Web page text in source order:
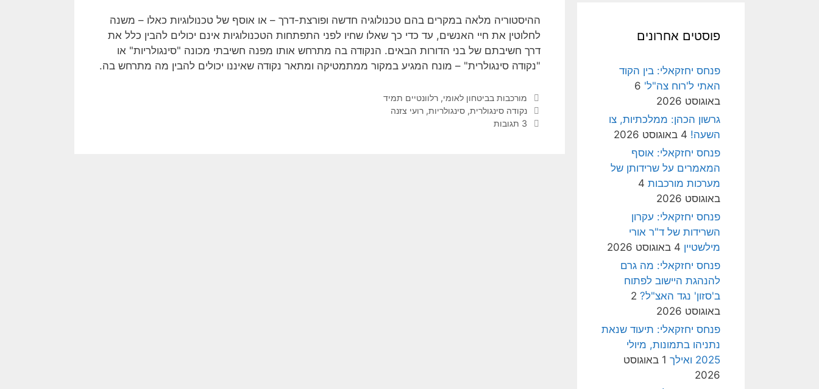
ההיסטוריה מלאה במקרים בהם טכנולוגיה חדשה ופורצת-דרך – או אוסף של טכנולוגיות כאלו – משנה
לחלוטין את חיי האנשים, עד כדי כך שאלו שחיו לפני התפתחות הטכנולוגיות אינם יכולים להבין כלל את
דרך חשיבתם של בני הדורות הבאים. הנקודה בה מתרחש אותו מפנה חשיבתי מכונה "סינגולריות" או
"נקודה סינגולרית" – מונח המגיע במקור ממתמטיקה ומתאר נקודה שאיננו יכולים להבין מה מתרחש בה.
קטגוריות
מורכבות בביטחון לאומי, רלוונטיים תמיד
תגיות
נקודה סינגולרית, סינגולריות, רועי צזנה
3 תגובות
פוסטים אחרונים
פנחס יחזקאלי: בין הקוד
האתי ל'רוח צה"ל' 6
באוגוסט 2026
גרשון הכהן: ממלכתיות, צו
השעה! 4 באוגוסט 2026
פנחס יחזקאלי: אוסף
המאמרים על שרידותן של
מערכות מורכבות 4
באוגוסט 2026
פנחס יחזקאלי: עקרון
השרידות של ד"ר אורי
מילשטיין 4 באוגוסט 2026
פנחס יחזקאלי: מה גרם
להנהגת היישוב לפתוח
ב'סזון' נגד האצ"ל? 2
באוגוסט 2026
פנחס יחזקאלי: תיעוד שנאת
נתניהו בתמונות, מיולי
2025 ואילך
1 באוגוסט
2026